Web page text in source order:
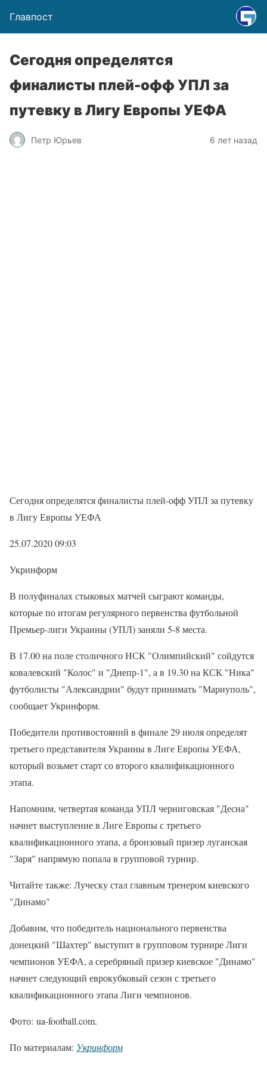
Главпост
Сегодня определятся
финалисты плей-офф УПЛ за
путевку в Лигу Европы УЕФА
Петр Юрьев 6 лет назад
Сегодня определятся финалисты плей-офф УПЛ за путевку
в Лигу Европы УЕФА
25.07.2020 09:03
Укринформ
В полуфиналах стыковых матчей сыграют команды,
которые по итогам регулярного первенства футбольной
Премьер-лиги Украины (УПЛ) заняли 5-8 места.
В 17.00 на поле столичного НСК "Олимпийский" сойдутся
ковалевский "Колос" и "Днепр-1", а в 19.30 на КСК "Ника"
футболисты "Александрии" будут принимать "Мариуполь",
сообщает Укринформ.
Победители противостояний в финале 29 июля определят
третьего представителя Украины в Лиге Европы УЕФА,
который возьмет старт со второго квалификационного
этапа.
Напомним, четвертая команда УПЛ черниговская "Десна"
начнет выступление в Лиге Европы с третьего
квалификационного этапа, а бронзовый призер луганская
"Заря" напрямую попала в групповой турнир.
Читайте также: Луческу стал главным тренером киевского
"Динамо"
Добавим, что победитель национального первенства
донецкий "Шахтер" выступит в групповом турнире Лиги
чемпионов УЕФА, а серебряный призер киевское "Динамо"
начнет следующий еврокубковый сезон с третьего
квалификационного этапа Лиги чемпионов.
Фото: ua-football.com.
По материалам: Укринформ